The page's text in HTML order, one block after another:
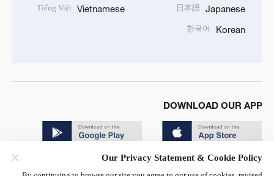
Japanese
日本語
Korean
한국어
Vietnamese
Tiếng Việt
DOWNLOAD OUR APP
Our Privacy Statement & Cookie Policy